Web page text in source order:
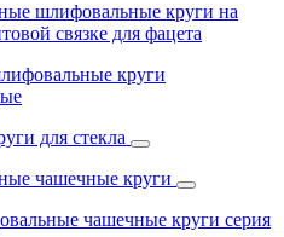
шлифовальные круги на
связке для фацета
круги
для стекла
чашечные круги
чашечные круги серия